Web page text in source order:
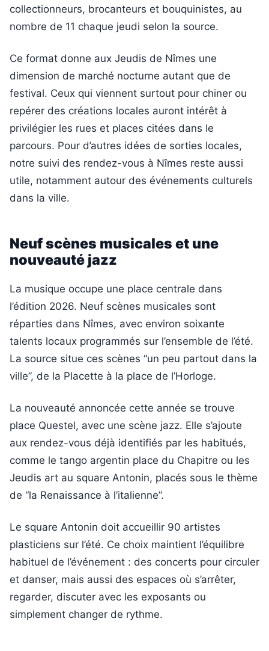
collectionneurs, brocanteurs et bouquinistes, au
nombre de 11 chaque jeudi selon la source.
Ce format donne aux Jeudis de Nîmes une
dimension de marché nocturne autant que de
festival. Ceux qui viennent surtout pour chiner ou
repérer des créations locales auront intérêt à
privilégier les rues et places citées dans le
parcours. Pour d’autres idées de sorties locales,
notre suivi des rendez-vous à Nîmes reste aussi
utile, notamment autour des événements culturels
dans la ville.
Neuf scènes musicales et une
nouveauté jazz
La musique occupe une place centrale dans
l’édition 2026. Neuf scènes musicales sont
réparties dans Nîmes, avec environ soixante
talents locaux programmés sur l’ensemble de l’été.
La source situe ces scènes “un peu partout dans la
ville”, de la Placette à la place de l’Horloge.
La nouveauté annoncée cette année se trouve
place Questel, avec une scène jazz. Elle s’ajoute
aux rendez-vous déjà identifiés par les habitués,
comme le tango argentin place du Chapitre ou les
Jeudis art au square Antonin, placés sous le thème
de “la Renaissance à l’italienne”.
Le square Antonin doit accueillir 90 artistes
plasticiens sur l’été. Ce choix maintient l’équilibre
habituel de l’événement : des concerts pour circuler
et danser, mais aussi des espaces où s’arrêter,
regarder, discuter avec les exposants ou
simplement changer de rythme.